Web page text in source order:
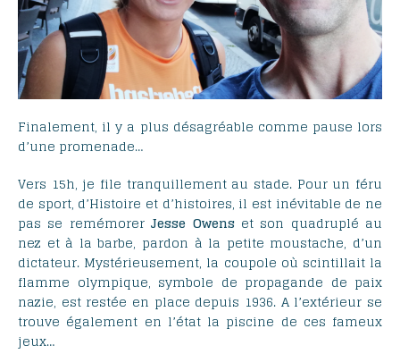
Finalement, il y a plus désagréable comme pause lors
d’une promenade…
Vers 15h, je file tranquillement au stade. Pour un féru
de sport, d’Histoire et d’histoires, il est inévitable de ne
pas se remémorerJesse Owenset son quadruplé au
nez et à la barbe, pardon à la petite moustache, d’un
dictateur. Mystérieusement, la coupole où scintillait la
flamme olympique, symbole de propagande de paix
nazie, est restée en place depuis 1936. A l’extérieur se
trouve également en l’état la piscine de ces fameux
jeux…